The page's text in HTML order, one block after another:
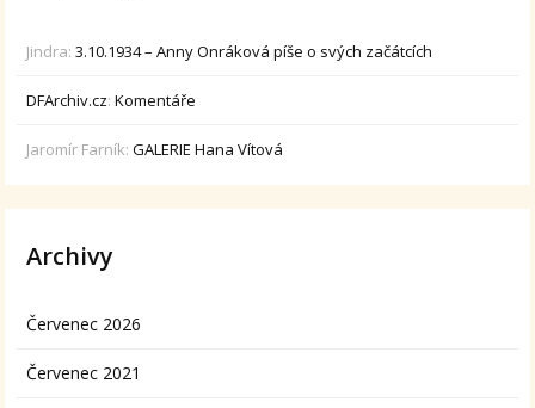
Jindra:3.10.1934 – Anny Onráková píše o svých začátcích
DFArchiv.cz:Komentáře
Jaromír Farník:GALERIE Hana Vítová
Archivy
Červenec 2026
Červenec 2021